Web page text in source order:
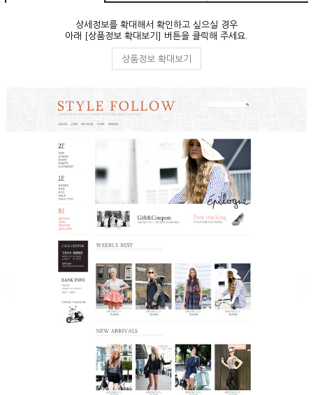
상세정보를 확대해서 확인하고 싶으실 경우
아래 [상품정보 확대보기] 버튼을 클릭해 주세요.
상품정보 확대보기